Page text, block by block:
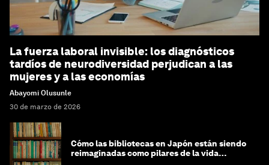
La fuerza laboral invisible: los diagnósticos
tardíos de neurodiversidad perjudican a las
mujeres y a las economías
Abayomi Olusunle
30 de marzo de 2026
Cómo las bibliotecas en Japón están siendo
reimaginadas como pilares de la vida